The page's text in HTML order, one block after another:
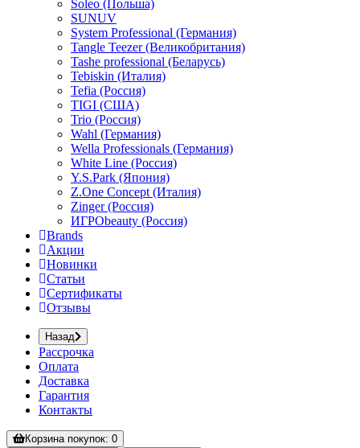
Soleo (Польша)
SUNUV
System Professional (Германия)
Tangle Teezer (Великобритания)
Tashe professional (Беларусь)
Tebiskin (Италия)
Tefia (Россия)
TIGI (США)
Trio (Россия)
Wahl (Германия)
Wella Professionals (Германия)
White Line (Россия)
Y.S.Park (Япония)
Z.One Concept (Италия)
Zinger (Россия)
ИГРОbeauty (Россия)
Brands
Акции
Новинки
Статьи
Сертификаты
Отзывы
Назад
Рассрочка
Оплата
Доставка
Гарантия
Контакты
Корзинапокупок: 0